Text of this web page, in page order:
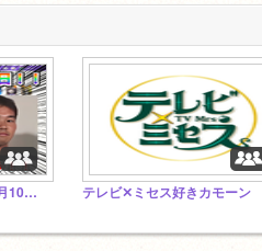
【2026】 8月10日は野獣の日！11時45分14秒に集まれ！！ テレビ✕ミセス好きカモーン